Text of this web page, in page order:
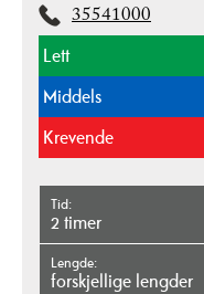
35541000
Lett
Middels
Krevende
Tid
2 timer
Lengde
forskjellige lengder